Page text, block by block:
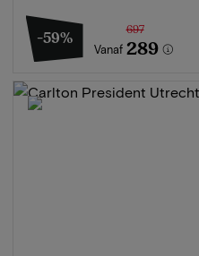
-59%
Vanaf
697
289